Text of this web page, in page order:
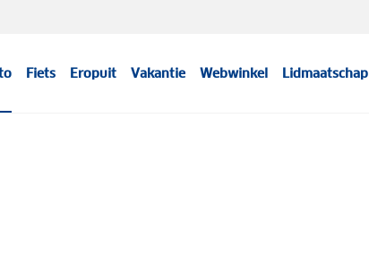
Fiets Eropuit Vakantie Webwinkel Lidmaatschap